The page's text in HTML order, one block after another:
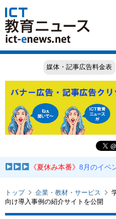
媒体・記事広告料金表
《夏休み本番》8月のイベ
トップ 企業・教材・サービス
向け導入事例の紹介サイトを公開